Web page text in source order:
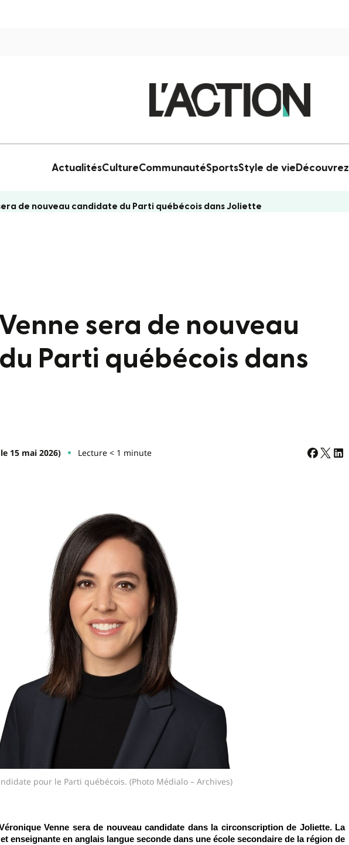
ActualitésCultureCommunautéSportsStyle de vie Découvrez
de nouveau candidate du Parti québécois dans Joliette
sera de nouveau
Parti québécois dans
15 mai 2026) Lecture < 1 minute
pour le Parti québécois. (Photo Médialo – Archives)
Venne sera de nouveau candidate dans la circonscription de Joliette. La
enseignante en anglais langue seconde dans une école secondaire de la région de